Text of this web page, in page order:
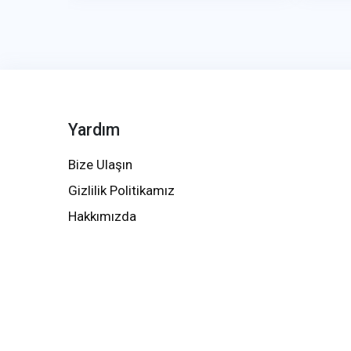
Yardım
Bize Ulaşın
Gizlilik Politikamız
Hakkımızda